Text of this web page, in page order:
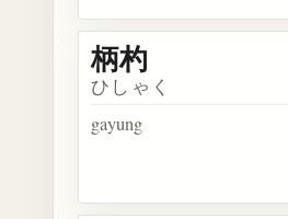
柄杓
ひしゃく
gayung